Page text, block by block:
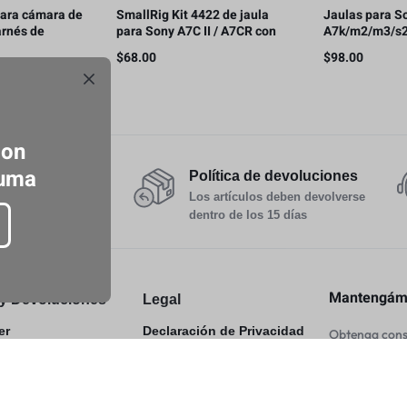
cámara de
de
de
ajustable
SmallRig Kit 4422 de jaula
para Sony A7C II / A7CR con
abrazadera de cable para
HDMI
$68.00
Jaulas para
A7k/m2/m3/
Sony FX30/FX3
$98.00
Política de devoluciones
Los artículos deben devolverse
dentro de los 15 días
Devoluciones Legal
Declaración de Privacidad
Obtenga